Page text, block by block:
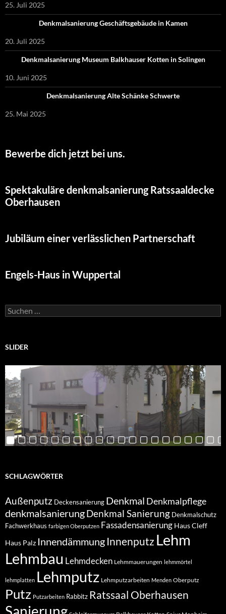
25. Juli 2025
Denkmalsanierung Geschäftsgebäude in Kamen
20. Juli 2025
Denkmalsanierung Museum Balkhauser Kotten in Solingen
10. Juni 2025
Denkmalsanierung Alte Schänke Schwerte
25. Mai 2025
Bewerbe dich jetzt bei uns.
Spektakuläre denkmalsanierung Ratssaaldecke
Oberhausen
Jubiläum einer verlässlichen Partnerschaft
Engels-Haus in Wuppertal
Suchen
nach:
SLIDER
SCHLAGWÖRTER
Außenputz Deckensanierung Denkmal Denkmalpflege
denkmalsanierungDenkmal Sanierung Denkmalschutz
Fachwerkhaus farbigen Oberputzen Fassadensanierung Haus Cleff
Haus Palz Innendämmung Innenputz Lehm
Lehmbau Lehmdecken Lehmmauerungen lehmmörtel
lehmplatten Lehmputz Lehmputzarbeiten Menden Oberputz
Putz Putzarbeiten Rabbitz Ratssaal Oberhausen